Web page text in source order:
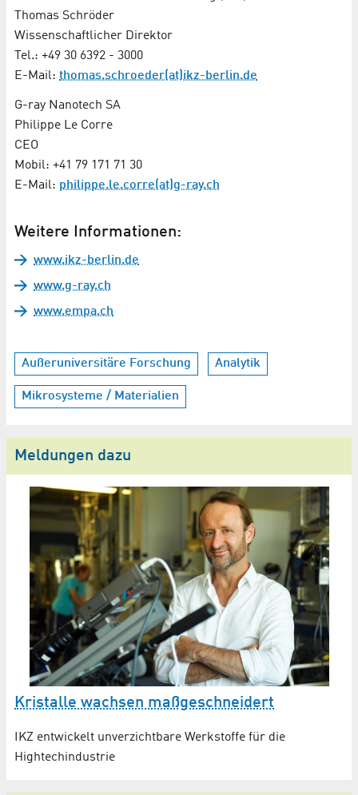
Thomas Schröder
Wissenschaftlicher Direktor
Tel.: +49 30 6392 - 3000
E-Mail: thomas.schroeder(at)ikz-berlin.de
G-ray Nanotech SA
Philippe Le Corre
CEO
Mobil: +41 79 171 71 30
E-Mail: philippe.le.corre(at)g-ray.ch
Weitere Informationen:
www.ikz-berlin.de
www.g-ray.ch
www.empa.ch
Außeruniversitäre Forschung Analytik
Mikrosysteme / Materialien
Meldungen dazu
Kristalle wachsen maßgeschneidert
IKZ entwickelt unverzichtbare Werkstoffe für die
Hightechindustrie